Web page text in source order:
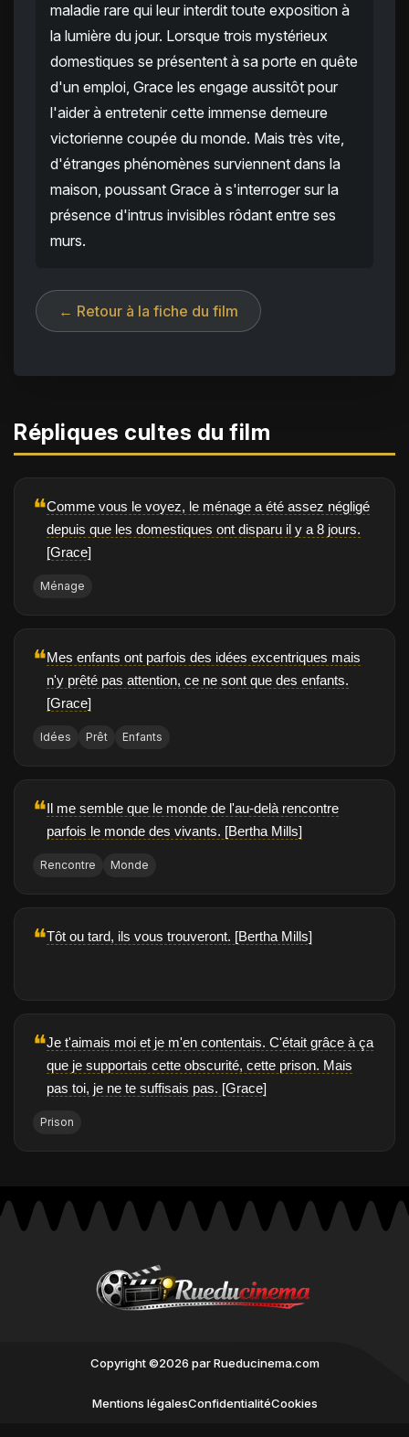
maladie rare qui leur interdit toute exposition à
la lumière du jour. Lorsque trois mystérieux
domestiques se présentent à sa porte en quête
d'un emploi, Grace les engage aussitôt pour
l'aider à entretenir cette immense demeure
victorienne coupée du monde. Mais très vite,
d'étranges phénomènes surviennent dans la
maison, poussant Grace à s'interroger sur la
présence d'intrus invisibles rôdant entre ses
murs.
← Retour à la fiche du film
Répliques cultes du film
❝Comme vous le voyez, le ménage a été assez négligé
depuis que les domestiques ont disparu il y a 8 jours.
[Grace]
Ménage
❝Mes enfants ont parfois des idées excentriques mais
n'y prêté pas attention, ce ne sont que des enfants.
[Grace]
Idées Prêt Enfants
❝Il me semble que le monde de l'au-delà rencontre
parfois le monde des vivants. [Bertha Mills]
Rencontre Monde
❝Tôt ou tard, ils vous trouveront. [Bertha Mills]
❝Je t'aimais moi et je m'en contentais. C'était grâce à ça
que je supportais cette obscurité, cette prison. Mais
pas toi, je ne te suffisais pas. [Grace]
Prison
Copyright ©2026 par Rueducinema.com
Mentions légalesConfidentialitéCookies